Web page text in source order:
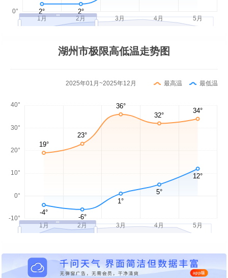
湖州市极限高低温走势图
2025年01月~2025年12月 最高温 最低温